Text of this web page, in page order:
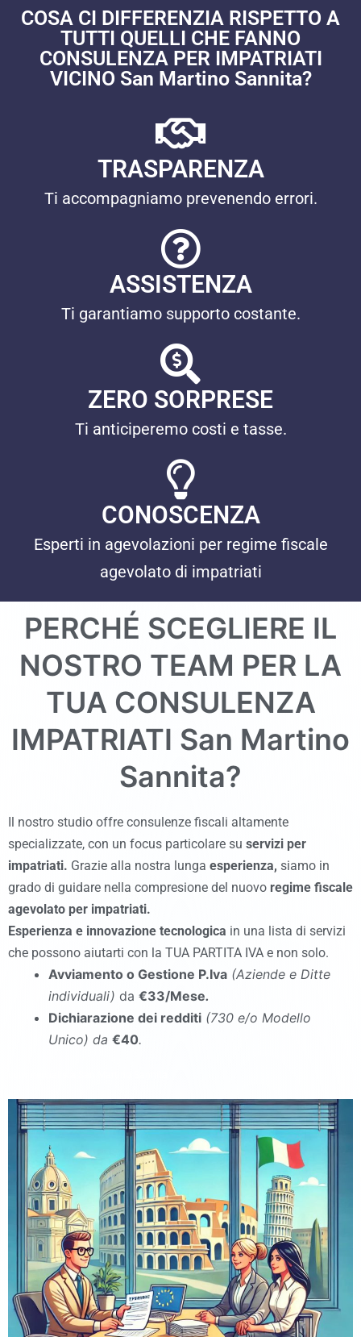
COSA CI DIFFERENZIA RISPETTO A
TUTTI QUELLI CHE FANNO
CONSULENZA PER IMPATRIATI
VICINO San Martino Sannita?
TRASPARENZA
Ti accompagniamo prevenendo errori.
ASSISTENZA
Ti garantiamo supporto costante.
ZERO SORPRESE
Ti anticiperemo costi e tasse.
CONOSCENZA
Esperti in agevolazioni per regime fiscale
agevolato di impatriati
PERCHÉ SCEGLIERE IL
NOSTRO TEAM PER LA
TUA CONSULENZA
IMPATRIATI San Martino
Sannita?
Il nostro studio offre consulenze fiscali altamente
specializzate, con un focus particolare su servizi per
impatriati. Grazie alla nostra lunga esperienza, siamo in
grado di guidare nella compresione del nuovo regime fiscale
agevolato per impatriati.
Esperienza e innovazione tecnologica in una lista di servizi
che possono aiutarti con la TUA PARTITA IVA e non solo.
Avviamento o Gestione P.Iva (Aziende e Ditte
individuali) da €33/Mese.
Dichiarazione dei redditi (730 e/o Modello
Unico) da €40.